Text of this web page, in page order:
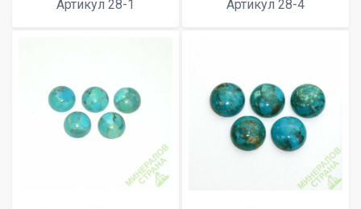
Артикул 28-1 Артикул 28-4